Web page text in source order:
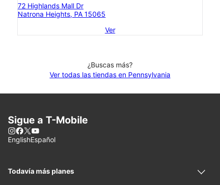
72 Highlands Mall Dr
Natrona Heights, PA 15065
Ver
¿Buscas más?
Ver todas las tiendas en Pennsylvania